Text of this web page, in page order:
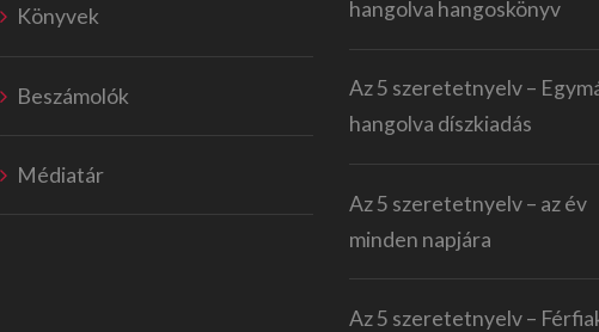
Könyvek
Beszámolók
Médiatár
hangolva hangoskönyv
Az 5 szeretetnyelv –
hangolva díszkiadás
Az 5 szeretetnyelv – az év
minden napjára
Az 5 szeretetnyelv –